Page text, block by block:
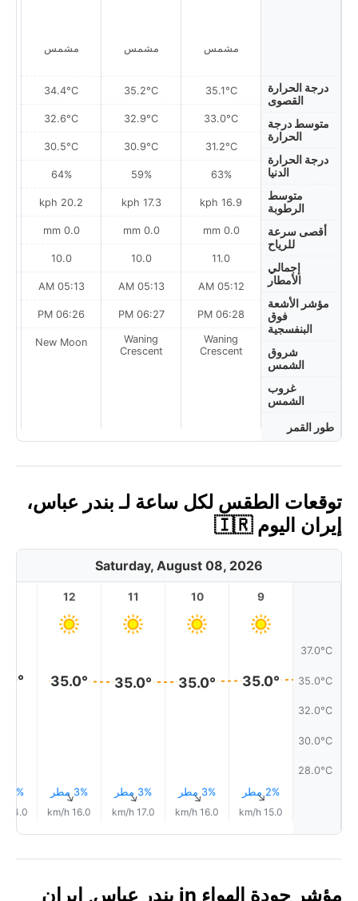
درجة الحرارة
القصوى
متوسط درجة
الحرارة
درجة الحرارة
الدنيا
متوسط
الرطوبة
أقصى سرعة
للرياح
إجمالي
الأمطار
مؤشر الأشعة
فوق
البنفسجية
شروق
الشمس
غروب
الشمس
طور القمر
مشمس
35.1°C
33.0°C
31.2°C
63%
16.9 kph
0.0 mm
11.0
05:12 AM
06:28 PM
Waning
Crescent
مشمس
35.2°C
32.9°C
30.9°C
59%
17.3 kph
0.0 mm
10.0
05:13 AM
06:27 PM
Waning
Crescent
مشمس
34.4°C
32.6°C
30.5°C
64%
20.2 kph
0.0 mm
10.0
05:13 AM
06:26 PM
New Moon
توقعات الطقس لكل ساعة لـ بندر عباس،
إيران اليوم 🇮🇷
Saturday, August 08, 2026
37.0°C
35.0°C
32.0°C
30.0°C
28.0°C
9
35.0°
2% مطر↑
15.0 km/h
10
35.0°
3% مطر↑
16.0 km/h
11
35.0°
3% مطر↑
17.0 km/h
12
35.0°
3% مطر↑
16.0 km/h
3% مطر
14.0 km/h
مؤشر جودة الهواء in بندر عباس, إيران